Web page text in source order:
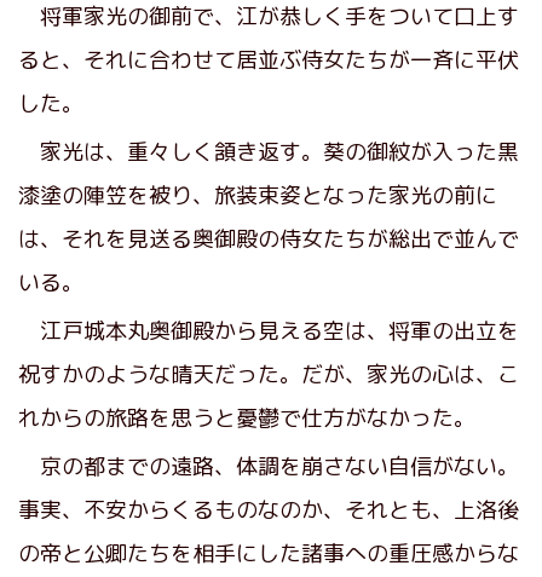
将軍家光の御前で、江が恭しく手をついて口上す
ると、それに合わせて居並ぶ侍女たちが一斉に平伏
した。
家光は、重々しく頷き返す。葵の御紋が入った黒
漆塗の陣笠を被り、旅装束姿となった家光の前に
は、それを見送る奥御殿の侍女たちが総出で並んで
いる。
江戸城本丸奥御殿から見える空は、将軍の出立を
祝すかのような晴天だった。だが、家光の心は、こ
れからの旅路を思うと憂鬱で仕方がなかった。
京の都までの遠路、体調を崩さない自信がない。
事実、不安からくるものなのか、それとも、上洛後
の帝と公卿たちを相手にした諸事への重圧感からな